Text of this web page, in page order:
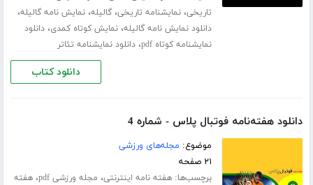
تاریخی،نمایشنامه تاریخی،گالیله،نمایش نامه گالیله،
دانلود نمایش نامه گالیله،نمایش کوتاه کمدی،دانلود
نمایشنامه کوتاه pdf
،دانلود نمایشنامه تئاتر
دانلود کتاب
دانلود هفته‌نامه فوتبال پلاس - شماره 4
موضوع: مجله‌های ورزشی
۲۱ صفحه
برچسب‌ها:هفته نامه اینترنتی، مجله ورزشی pdf ،هفته